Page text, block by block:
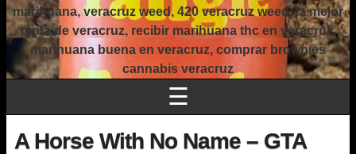
marihuana, veracruz weed, 420 veracruz weed, la mejor
mota de veracruz, recibir marihuana thc en veracruz,
marihuana buena en veracruz, comprar brownies
cannabis veracruz
☰
A Horse With No Name – GTA